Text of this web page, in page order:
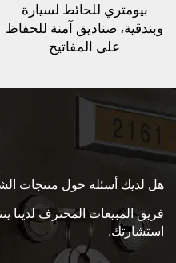
بيومتري للحائط لسيارة
وبندقية، صناديق آمنة للحفاظ
على المفاتيح
هل لديك أسئلة حول منتجات
فريق المبيعات المحترف لدينا
استشارتك.